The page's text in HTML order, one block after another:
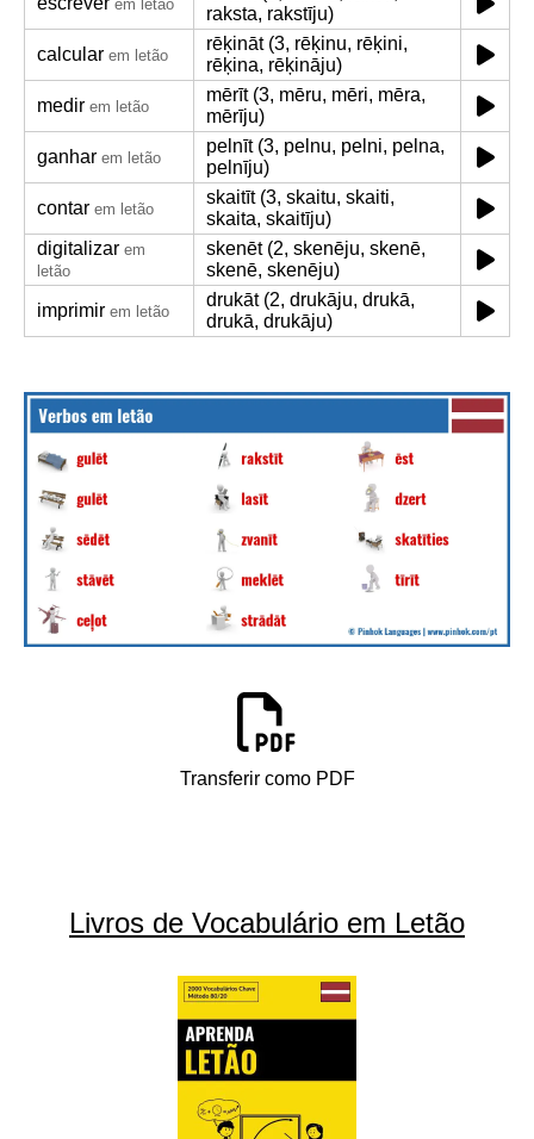
em letão
raksta, rakstīju)
calcular em letão
rēķināt (3, rēķinu, rēķini,
rēķina, rēķināju)
medir em letão
mērīt (3, mēru, mēri, mēra,
mērīju)
ganhar em letão
pelnīt (3, pelnu, pelni, pelna,
pelnīju)
contar em letão
skaitīt (3, skaitu, skaiti,
skaita, skaitīju)
digitalizar em
letão
skenēt (2, skenēju, skenē,
skenē, skenēju)
imprimir em letão
drukāt (2, drukāju, drukā,
drukā, drukāju)
Transferir como PDF
Livros de Vocabulário em Letão